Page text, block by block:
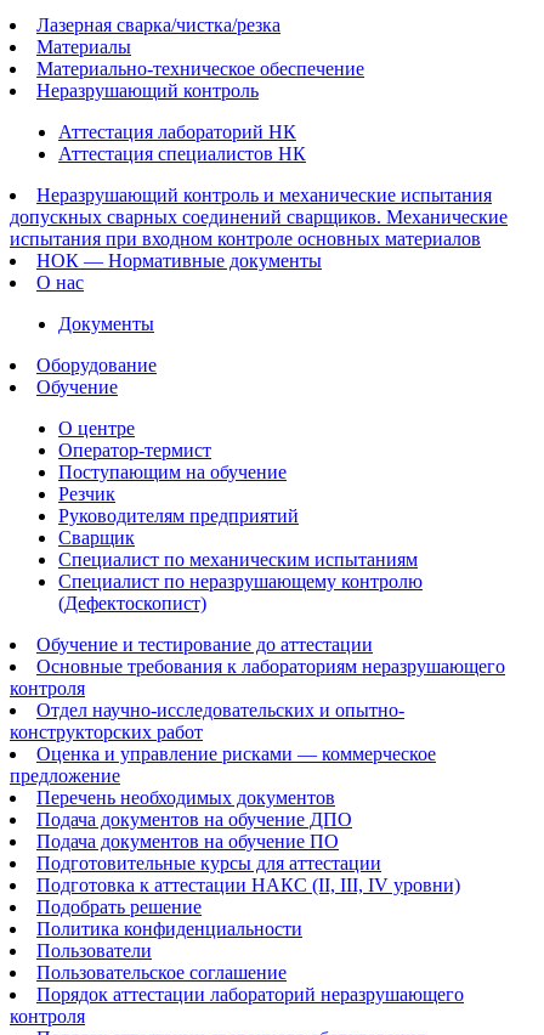
Лазерная сварка/чистка/резка
Материалы
Материально-техническое обеспечение
Неразрушающий контроль
Аттестация лабораторий НК
Аттестация специалистов НК
Неразрушающий контроль и механические испытания
допускных сварных соединений сварщиков. Механические
испытания при входном контроле основных материалов
НОК — Нормативные документы
О нас
Документы
Оборудование
Обучение
О центре
Оператор-термист
Поступающим на обучение
Резчик
Руководителям предприятий
Сварщик
Специалист по механическим испытаниям
Специалист по неразрушающему контролю
(Дефектоскопист)
Обучение и тестирование до аттестации
Основные требования к лабораториям неразрушающего
контроля
Отдел научно-исследовательских и опытно-
конструкторских работ
Оценка и управление рисками — коммерческое
предложение
Перечень необходимых документов
Подача документов на обучение ДПО
Подача документов на обучение ПО
Подготовительные курсы для аттестации
Подготовка к аттестации НАКС (II, III, IV уровни)
Подобрать решение
Политика конфиденциальности
Пользователи
Пользовательское соглашение
Порядок аттестации лабораторий неразрушающего
контроля